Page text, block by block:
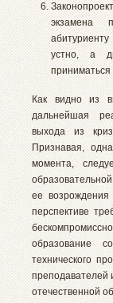
экзамена
устно, а
Как видно из
дальнейшая
выхода из
Признавая,
момента,
ее
перспективе
образование
технического
преподавателей
отечественной